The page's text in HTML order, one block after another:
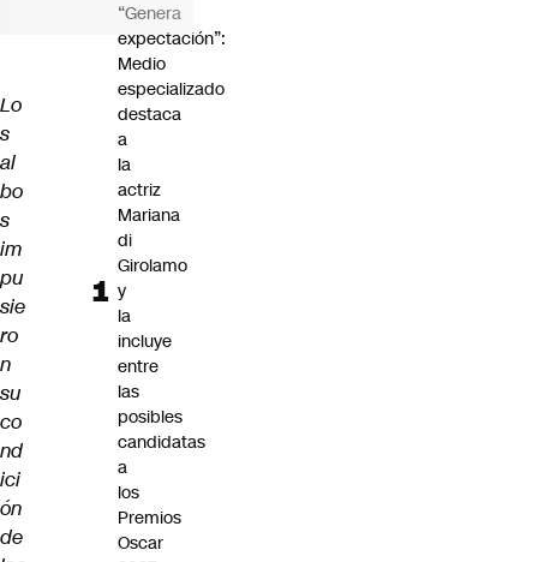
Lo
s
al
bo
s
im
pu
sie
ro
n
su
co
nd
ici
ón
de
“Genera
expectación”:
Medio
especializado
destaca
a
la
actriz
Mariana
di
Girolamo
y
la
incluye
entre
las
posibles
candidatas
a
los
Premios
Oscar